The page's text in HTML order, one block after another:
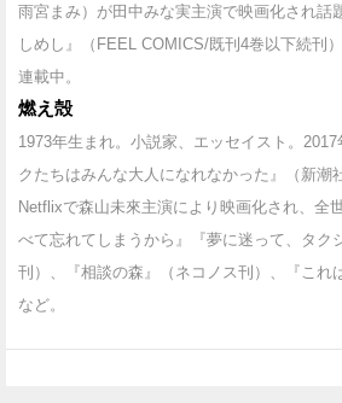
雨宮まみ）が田中みな実主演で映画化され話
しめし』（FEEL COMICS/既刊4巻以下続刊
連載中。
燃え殻
1973年生まれ。小説家、エッセイスト。
クたちはみんな大人になれなかった』（新潮
Netflixで森山未來主演により映画化され、全
べて忘れてしまうから』『夢に迷って、タク
刊）、『相談の森』（ネコノス刊）、『これ
など。